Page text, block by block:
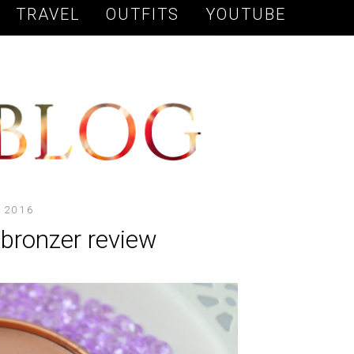
TRAVEL OUTFITS YOUTUBE
2016
review